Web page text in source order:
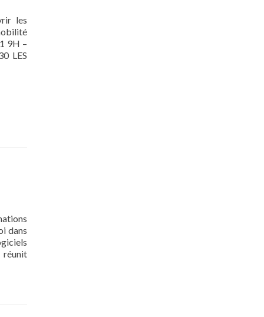
les
9H –
LES
dans
réunit